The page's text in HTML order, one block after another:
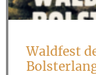
Waldfest